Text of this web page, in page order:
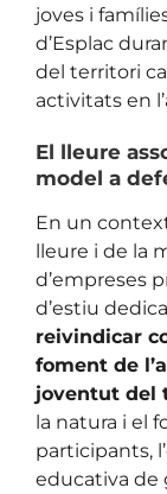
joves i
d’Esplac
del territori
activitats en
El lleure
model a
En un
lleure i de la
d’empreses
d’estiu
reivindicar
foment de
joventut del
la natura i el
participants,
educativa de